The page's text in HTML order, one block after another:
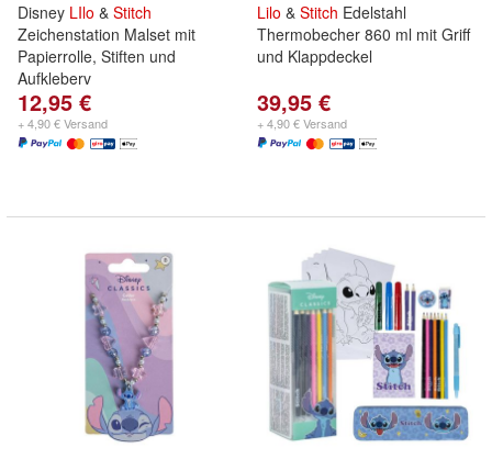
Disney LIlo & Stitch
Zeichenstation Malset mit
Papierrolle, Stiften und
Aufkleberv
12,95 €
+ 4,90 € Versand
Lilo & Stitch Edelstahl
Thermobecher 860 ml mit Griff
und Klappdeckel
39,95 €
+ 4,90 € Versand